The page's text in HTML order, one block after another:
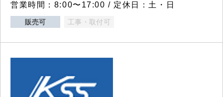
営業時間：8:00〜17:00 / 定休日：土・日
販売可 工事・取付可